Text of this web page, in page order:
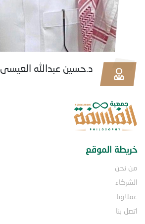
د.حسين عبدالله العيسى
خريطة الموقع
من نحن
الشركاء
عملاؤنا
اتصل بنا